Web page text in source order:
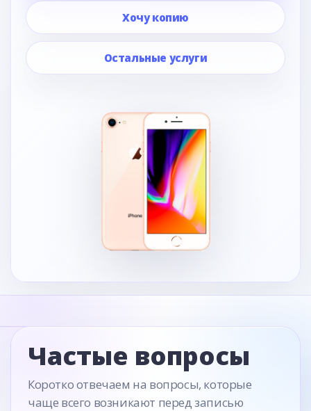
Хочу копию
Остальные услуги
Частые вопросы
Коротко отвечаем на вопросы, которые
чаще всего возникают перед записью